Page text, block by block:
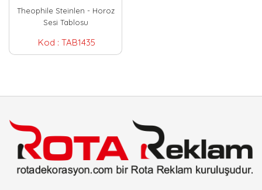
Theophile Steinlen - Horoz
Sesi Tablosu
Kod : TAB1435